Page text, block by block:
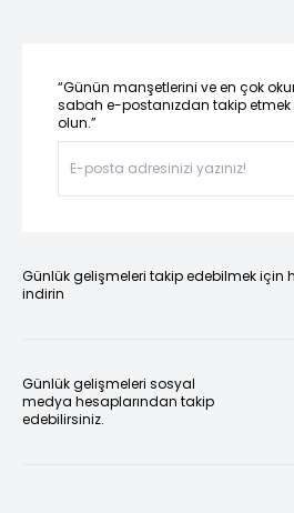
“Günün manşetlerini ve en çok
sabah e-postanızdan takip etmek
olun.”
Günlük gelişmeleri takip edebilmek için
indirin
Günlük gelişmeleri sosyal
medya hesaplarından takip
edebilirsiniz.